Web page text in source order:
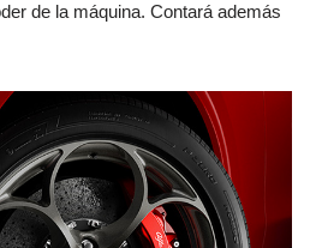
de la máquina. Contará además